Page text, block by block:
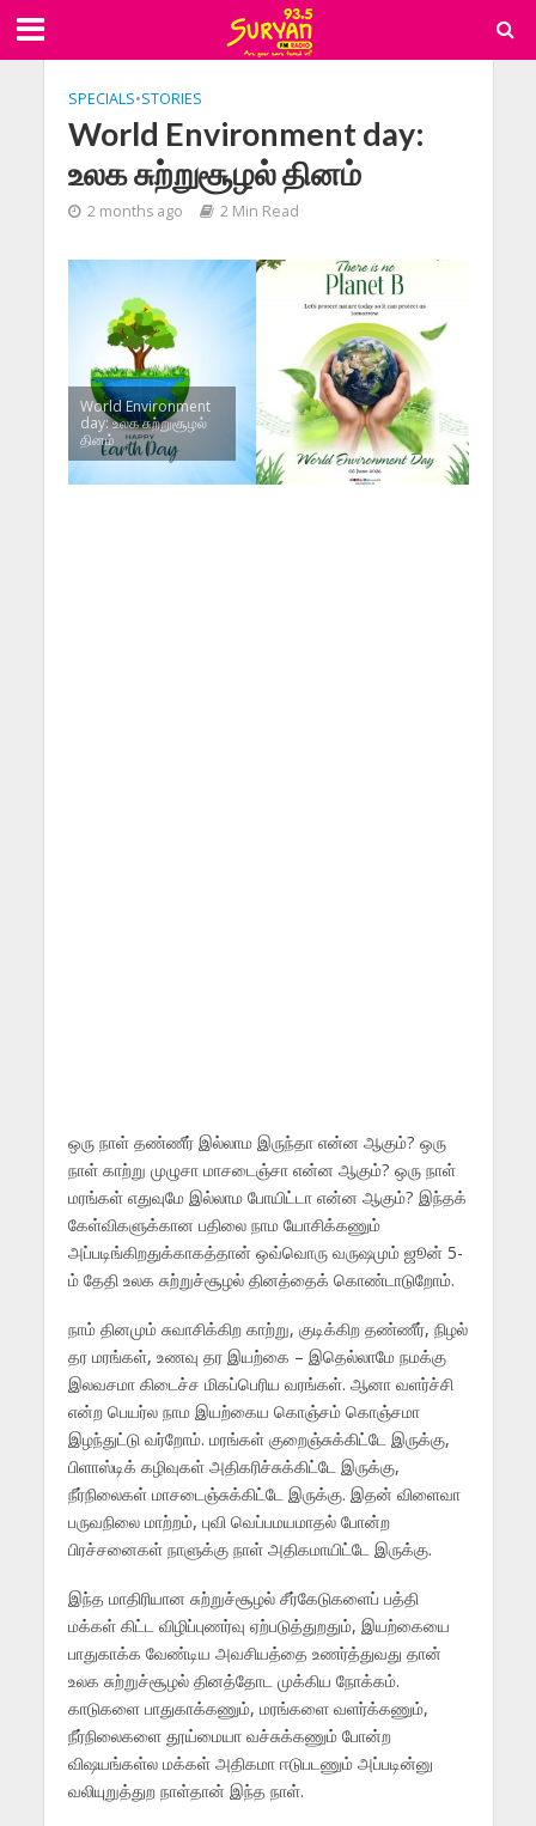
SPECIALS•STORIES
World Environment day:
உலக சுற்றுசூழல் தினம்
2 months ago 2 Min Read
World Environment
day: உலக சுற்றுசூழல்
தினம்
ஒரு நாள் தண்ணீர் இல்லாம இருந்தா என்ன ஆகும்? ஒரு
நாள் காற்று முழுசா மாசடைஞ்சா என்ன ஆகும்? ஒரு நாள்
மரங்கள் எதுவுமே இல்லாம போயிட்டா என்ன ஆகும்? இந்தக்
கேள்விகளுக்கான பதிலை நாம யோசிக்கணும்
அப்படிங்கிறதுக்காகத்தான் ஒவ்வொரு வருஷமும் ஜூன் 5-
ம் தேதி உலக சுற்றுச்சூழல் தினத்தைக் கொண்டாடுறோம்.
நாம் தினமும் சுவாசிக்கிற காற்று, குடிக்கிற தண்ணீர், நிழல்
தர மரங்கள், உணவு தர இயற்கை – இதெல்லாமே நமக்கு
இலவசமா கிடைச்ச மிகப்பெரிய வரங்கள். ஆனா வளர்ச்சி
என்ற பெயர்ல நாம இயற்கைய கொஞ்சம் கொஞ்சமா
இழந்துட்டு வர்றோம். மரங்கள் குறைஞ்சுக்கிட்டே இருக்கு,
பிளாஸ்டிக் கழிவுகள் அதிகரிச்சுக்கிட்டே இருக்கு,
நீர்நிலைகள் மாசடைஞ்சுக்கிட்டே இருக்கு. இதன் விளைவா
பருவநிலை மாற்றம், புவி வெப்பமயமாதல் போன்ற
பிரச்சனைகள் நாளுக்கு நாள் அதிகமாயிட்டே இருக்கு.
இந்த மாதிரியான சுற்றுச்சூழல் சீர்கேடுகளைப் பத்தி
மக்கள் கிட்ட விழிப்புணர்வு ஏற்படுத்துறதும், இயற்கையை
பாதுகாக்க வேண்டிய அவசியத்தை உணர்த்துவது தான்
உலக சுற்றுச்சூழல் தினத்தோட முக்கிய நோக்கம்.
காடுகளை பாதுகாக்கணும், மரங்களை வளர்க்கணும்,
நீர்நிலைகளை தூய்மையா வச்சுக்கணும் போன்ற
விஷயங்கள்ல மக்கள் அதிகமா ஈடுபடணும் அப்படின்னு
வலியுறுத்துற நாள்தான் இந்த நாள்.